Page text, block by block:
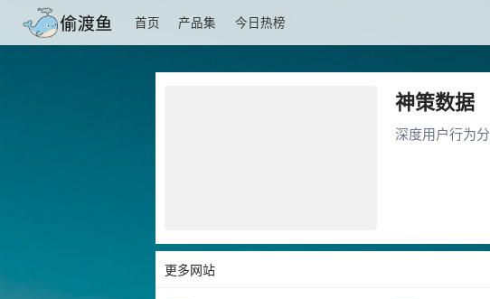
首页 产品集 今日热榜
神策数据
深度用户行为
更多网站